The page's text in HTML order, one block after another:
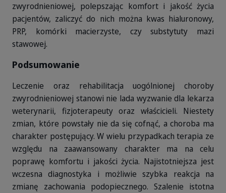
zwyrodnieniowej, polepszając komfort i jakość życia
pacjentów, zaliczyć do nich można kwas hialuronowy,
PRP, komórki macierzyste, czy substytuty mazi
stawowej.
Podsumowanie
Leczenie oraz rehabilitacja uogólnionej choroby
zwyrodnieniowej stanowi nie lada wyzwanie dla lekarza
weterynarii, fizjoterapeuty oraz właścicieli. Niestety
zmian, które powstały nie da się cofnąć, a choroba ma
charakter postępujący. W wielu przypadkach terapia ze
względu na zaawansowany charakter ma na celu
poprawę komfortu i jakości życia. Najistotniejsza jest
wczesna diagnostyka i możliwie szybka reakcja na
zmianę zachowania podopiecznego. Szalenie istotna